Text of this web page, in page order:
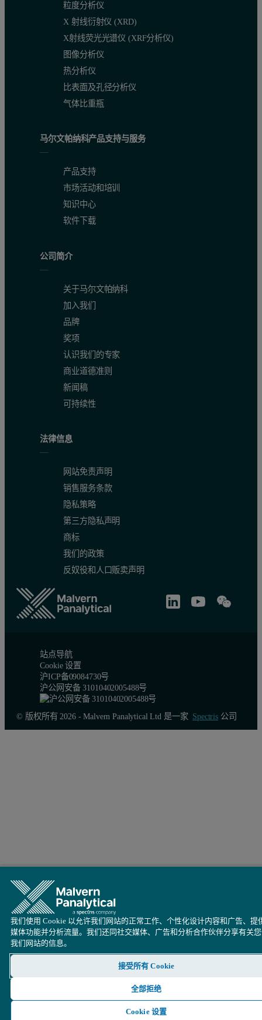
粒度分析仪
X 射线衍射仪 (XRD)
X射线荧光光谱仪 (XRF分析仪)
图像分析仪
热分析仪
比表面及孔径分析仪
气体比重瓶
马尔文帕纳科产品支持与服务
产品支持
市场活动和培训
知识中心
软件下载
公司简介
关于马尔文帕纳科
加入我们
品牌
奖项
认识我们的专家
商业道德准则
新闻稿
可持续性
法律信息
网站免责声明
销售服务条款
隐私策略
第三方隐私声明
商标
我们的政策
反奴役和人口贩卖声明
站点导航
Cookie 设置
沪ICP备09084730号
沪公网安备 31010402005488号
© 版权所有 2026 - Malvern Panalytical Ltd 是一家 Spectris公司
我们使用 Cookie 以允许我们网站的正常工作、个性化设计内容和广告、提
媒体功能并分析流量。我们还同社交媒体、广告和分析合作伙伴分享有关
我们网站的信息。
接受所有 Cookie
全部拒绝
Cookie 设置